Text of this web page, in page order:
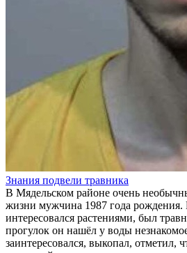
Знания подвели травника
В Мядельском районе очень
жизни мужчина 1987 года
интересовался растениями, был
прогулок он нашёл у воды
заинтересовался, выкопал, отметил,